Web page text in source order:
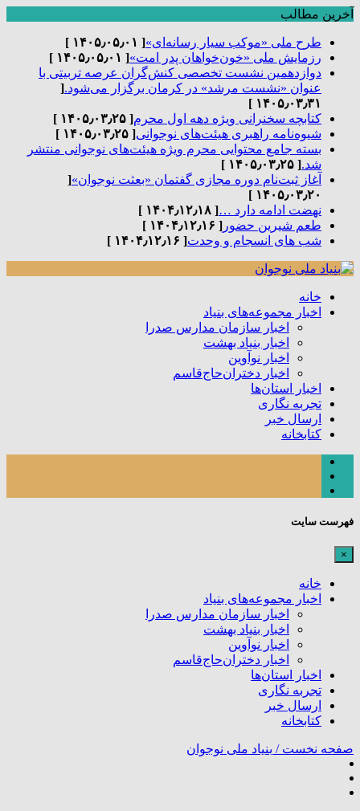
آخرین مطالب
طرح ملی «موکب سیار رسانه‌ای»[ ۱۴۰۵٫۰۵٫۰۱ ]
رزمایش ملی «خون‌خواهان پدر امت»[ ۱۴۰۵٫۰۵٫۰۱ ]
دوازدهمین نشست تخصصی کنش‌گران عرصه تربیتی با
عنوان «نشست مرشد» در کرمان برگزار می‌شود.[
۱۴۰۵٫۰۳٫۳۱ ]
کتابچه سخنرانی ویژه دهه اول محرم[ ۱۴۰۵٫۰۳٫۲۵ ]
شیوه‌نامه راهبری هیئت‌های نوجوانی[ ۱۴۰۵٫۰۳٫۲۵ ]
بسته جامع محتوایی محرم ویژه هیئت‌های نوجوانی منتشر
شد.[ ۱۴۰۵٫۰۳٫۲۵ ]
آغاز ثبت‌نام دوره مجازی گفتمان «بعثت نوجوان»[
۱۴۰۵٫۰۳٫۲۰ ]
نهضت ادامه دارد …[ ۱۴۰۴٫۱۲٫۱۸ ]
طعم شیرین حضور [ ۱۴۰۴٫۱۲٫۱۶ ]
شب های انسجام و وحدت[ ۱۴۰۴٫۱۲٫۱۶ ]
خانه
اخبار مجموعه‌های بنیاد
اخبار سازمان مدارس صدرا
اخبار بنیاد بهشت
اخبار نوآوین
اخبار دختران‌حاج‌قاسم
اخبار استان‌ها
تجربه نگاری
ارسال خبر
کتابخانه
فهرست سایت
×
خانه
اخبار مجموعه‌های بنیاد
اخبار سازمان مدارس صدرا
اخبار بنیاد بهشت
اخبار نوآوین
اخبار دختران‌حاج‌قاسم
اخبار استان‌ها
تجربه نگاری
ارسال خبر
کتابخانه
صفحه نخست / بنیاد ملی نوجوان